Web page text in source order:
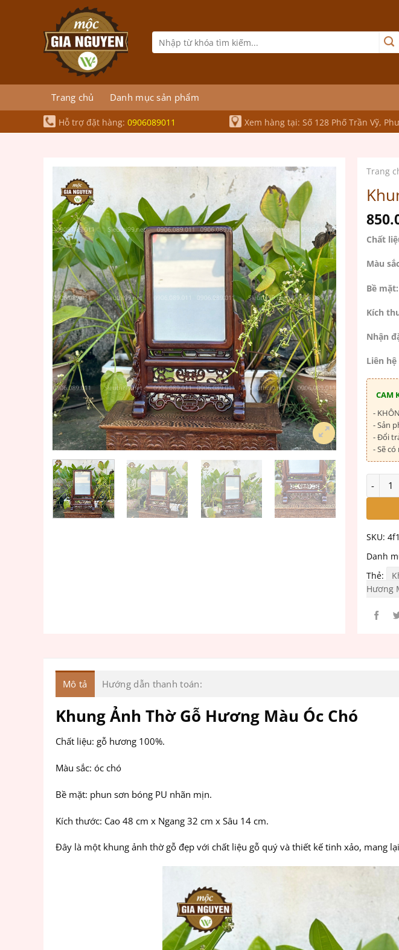
Tìm
kiếm:
Trang chủ Danh mục sản phẩm
Hỗ trợ đặt hàng: 0906089011 Xem hàng tại: Số 128 Phố Trần Vỹ,
Trang
Chất
Màu
Bề mặt:
Kích
Nhận
Liên hệ
CAM
-
- Sản
- Đổi
- Sẽ
Số lượng
SKU:
Danh
Thẻ:
Hương
Mô tả Hướng dẫn thanh toán:
Khung Ảnh Thờ Gỗ Hương Màu Óc Chó
Chất liệu: gỗ hương 100%.
Màu sắc: óc chó
Bề mặt: phun sơn bóng PU nhãn mịn.
Kích thước: Cao 48 cm x Ngang 32 cm x Sâu 14 cm.
Đây là một khung ảnh thờ gỗ đẹp với chất liệu gỗ quý và thiết kế tinh xảo, mang